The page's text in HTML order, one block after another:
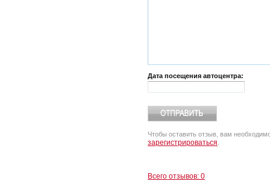
Дата посещения автоцентра:
Чтобы оставить отзыв, вам
зарегистрироваться
Всего отзывов: 0